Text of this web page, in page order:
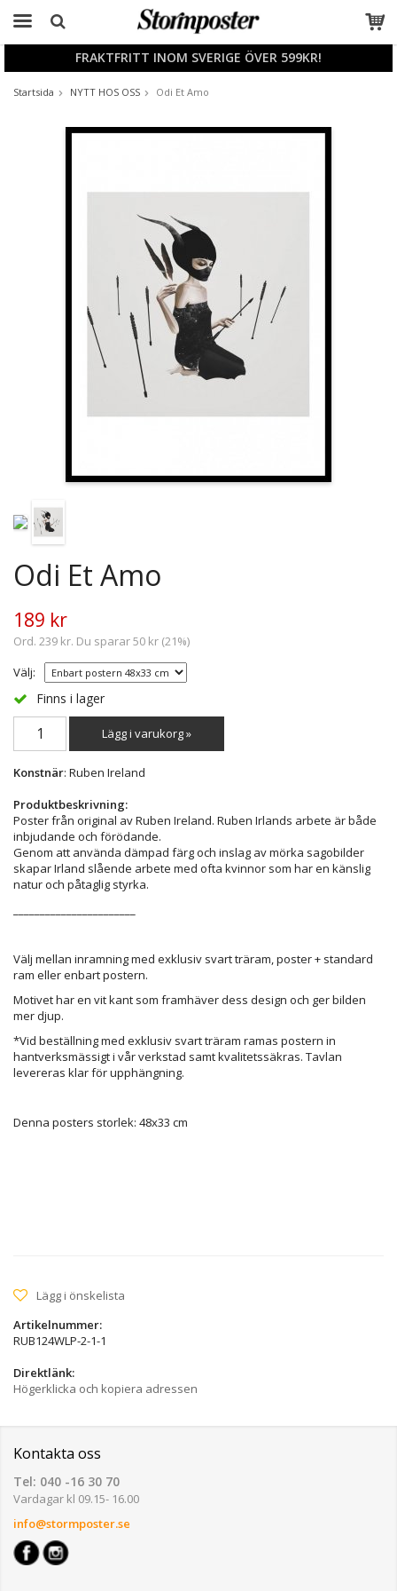
FRAKTFRITT INOM SVERIGE ÖVER 599KR!
Startsida NYTT HOS OSS Odi Et Amo
Odi Et Amo
189 kr
Ord. 239 kr. Du sparar 50 kr (21%)
Välj:
Finns i lager
Lägg i varukorg »
Konstnär: Ruben Ireland
Produktbeskrivning:
Poster från original av Ruben Ireland. Ruben Irlands arbete är både
inbjudande och förödande.
Genom att använda dämpad färg och inslag av mörka sagobilder
skapar Irland slående arbete med ofta kvinnor som har en känslig
natur och påtaglig styrka.
Välj mellan inramning med exklusiv svart träram, poster + standard
ram eller enbart postern.
Motivet har en vit kant som framhäver dess design och ger bilden
mer djup.
*Vid beställning med exklusiv svart träram ramas postern in
hantverksmässigt i vår verkstad samt kvalitetssäkras. Tavlan
levereras klar för upphängning.
Denna posters storlek: 48x33 cm
Lägg i önskelista
Artikelnummer:
RUB124WLP-2-1-1
Direktlänk:
Högerklicka och kopiera adressen
Kontakta oss
Tel: 040 -16 30 70
Vardagar kl 09.15- 16.00
info@stormposter.se